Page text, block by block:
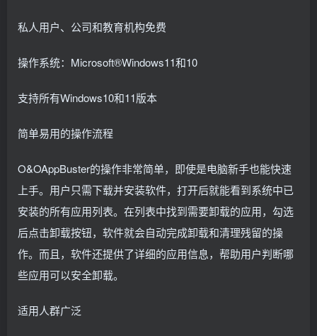
私人用户、公司和教育机构免费
操作系统：Microsoft®Windows11和10
支持所有Windows10和11版本
简单易用的操作流程
O&OAppBuster的操作非常简单，即使是电脑新手也能快速
上手。用户只需下载并安装软件，打开后就能看到系统中已
安装的所有应用列表。在列表中找到需要卸载的应用，勾选
后点击卸载按钮，软件就会自动完成卸载和清理残留的操
作。而且，软件还提供了详细的应用信息，帮助用户判断哪
些应用可以安全卸载。
适用人群广泛